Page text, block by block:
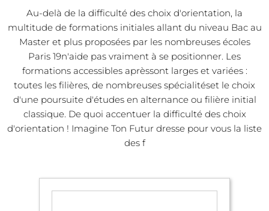
Au-delà de la difficulté des choix d'orientation, la
multitude de formations initiales allant du niveau Bac au
Master et plus proposées par les nombreuses écoles
Paris 19n'aide pas vraiment à se positionner. Les
formations accessibles aprèssont larges et variées :
toutes les filières, de nombreuses spécialitéset le choix
d'une poursuite d'études en alternance ou filière initial
classique. De quoi accentuer la difficulté des choix
d'orientation ! Imagine Ton Futur dresse pour vous la liste
des f